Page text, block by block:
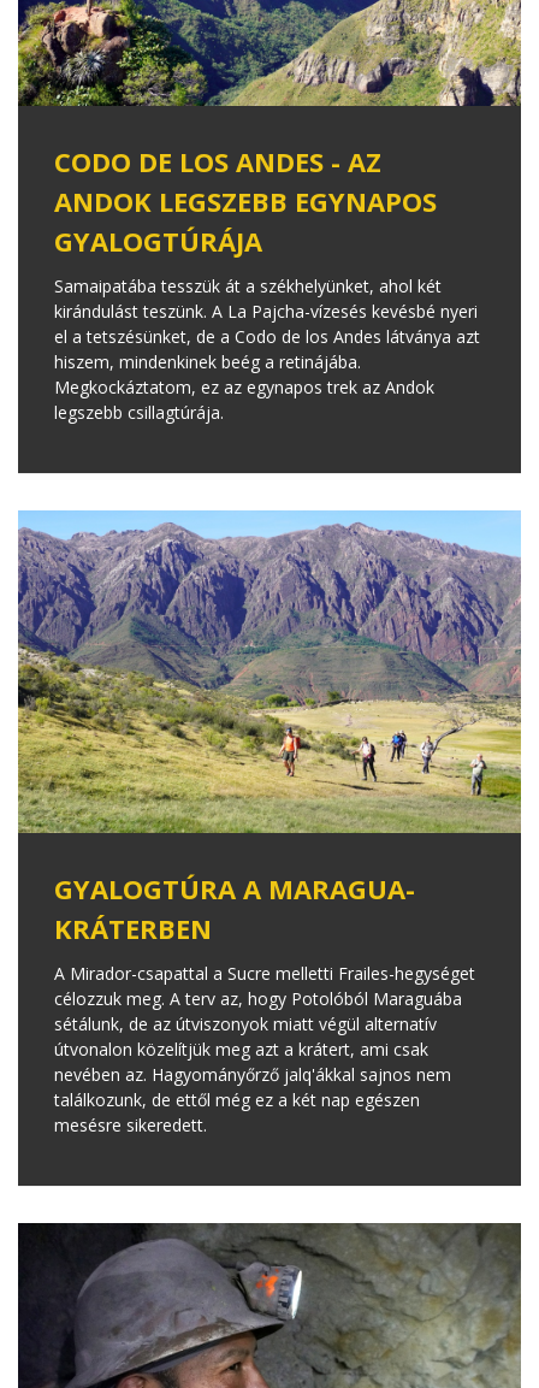
CODO DE LOS ANDES - AZ
ANDOK LEGSZEBB EGYNAPOS
GYALOGTÚRÁJA
Samaipatába tesszük át a székhelyünket, ahol két
kirándulást teszünk. A La Pajcha-vízesés kevésbé nyeri
el a tetszésünket, de a Codo de los Andes látványa azt
hiszem, mindenkinek beég a retinájába.
Megkockáztatom, ez az egynapos trek az Andok
legszebb csillagtúrája.
GYALOGTÚRA A MARAGUA-
KRÁTERBEN
A Mirador-csapattal a Sucre melletti Frailes-hegységet
célozzuk meg. A terv az, hogy Potolóból Maraguába
sétálunk, de az útviszonyok miatt végül alternatív
útvonalon közelítjük meg azt a krátert, ami csak
nevében az. Hagyományőrző jalq'ákkal sajnos nem
találkozunk, de ettől még ez a két nap egészen
mesésre sikeredett.